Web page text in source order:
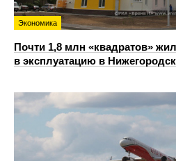
Экономика
Почти 1,8 млн «квадратов»
в эксплуатацию в